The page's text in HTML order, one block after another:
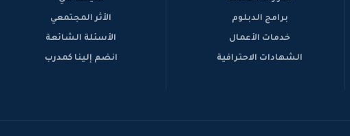
برامج الدبلوم
خدمات الأعمال
الشهادات الاحترافية
الأثر المجتمعي
الأسئلة الشائعة
انضم إلينا كمدرب